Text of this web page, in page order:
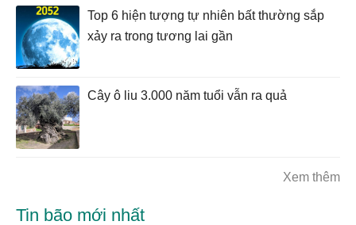
Top 6 hiện tượng tự nhiên bất thường sắp
xảy ra trong tương lai gần
Cây ô liu 3.000 năm tuổi vẫn ra quả
Xem thêm
Tin bão mới nhất